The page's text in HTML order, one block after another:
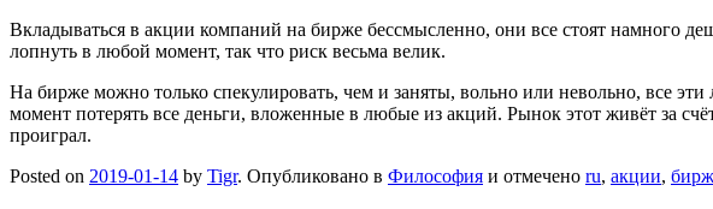
Вкладываться в акции компаний на бирже бессмысленно, они все стоят намного
лопнуть в любой момент, так что риск весьма велик.
На бирже можно только спекулировать, чем и заняты, вольно или невольно, все
момент потерять все деньги, вложенные в любые из акций. Рынок этот живёт за
проиграл.
Posted on 2019-01-14 by Tigr. Опубликовано в Философия и отмечено ru, акции,